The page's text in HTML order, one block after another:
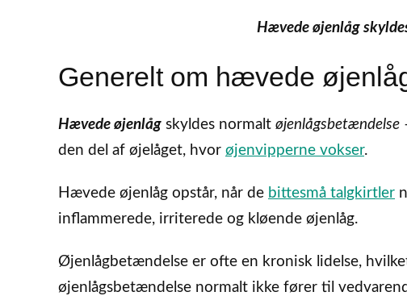
Hævede øjenlåg
Generelt om hævede
Hævede øjenlåg skyldes normalt øjenlågsbetændelse
den del af øjelåget, hvor øjenvipperne vokser.
Hævede øjenlåg opstår, når de bittesmå talgkirtler
inflammerede, irriterede og kløende øjenlåg.
Øjenlågbetændelse er ofte en kronisk lidelse,
øjenlågsbetændelse normalt ikke fører til